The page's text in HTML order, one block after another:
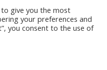
give you the most
your preferences and
you consent to the use of